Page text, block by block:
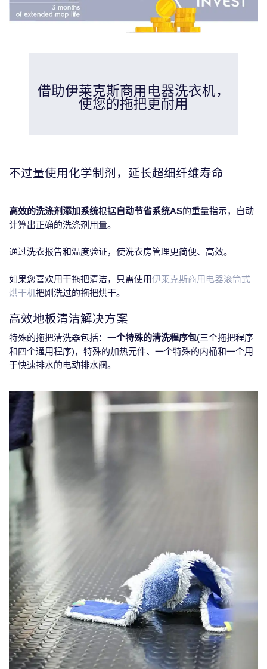
借助伊莱克斯商用电器洗衣机，
使您的拖把更耐用
不过量使用化学制剂，延长超细纤维寿命
高效的洗涤剂添加系统根据自动节省系统AS的重量指示，自动
计算出正确的洗涤剂用量。
通过洗衣报告和温度验证，使洗衣房管理更简便、高效。
如果您喜欢用干拖把清洁，只需使用伊莱克斯商用电器滚筒式
烘干机把刚洗过的拖把烘干。
高效地板清洁解决方案
特殊的拖把清洗器包括： 一个特殊的清洗程序包(三个拖把程序
和四个通用程序)，特殊的加热元件、一个特殊的内桶和一个用
于快速排水的电动排水阀。